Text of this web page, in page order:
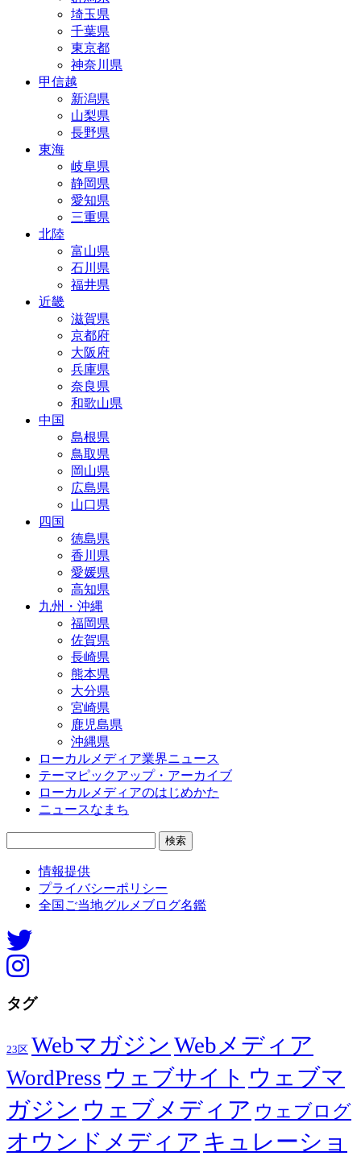
埼玉県
千葉県
東京都
神奈川県
甲信越
新潟県
山梨県
長野県
東海
岐阜県
静岡県
愛知県
三重県
北陸
富山県
石川県
福井県
近畿
滋賀県
京都府
大阪府
兵庫県
奈良県
和歌山県
中国
島根県
鳥取県
岡山県
広島県
山口県
四国
徳島県
香川県
愛媛県
高知県
九州・沖縄
福岡県
佐賀県
長崎県
熊本県
大分県
宮崎県
鹿児島県
沖縄県
ローカルメディア業界ニュース
テーマピックアップ・アーカイブ
ローカルメディアのはじめかた
ニュースなまち
情報提供
プライバシーポリシー
全国ご当地グルメブログ名鑑
タグ
23区 Webマガジン Webメディア
WordPress ウェブサイト ウェブマ
ガジン ウェブメディア ウェブログ
オウンドメディア キュレーショ